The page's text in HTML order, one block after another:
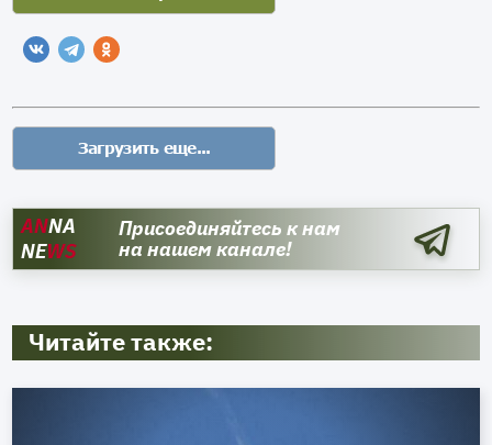
ANNA
NEWS
Присоединяйтесь к нам
на нашем канале!
Читайте также: